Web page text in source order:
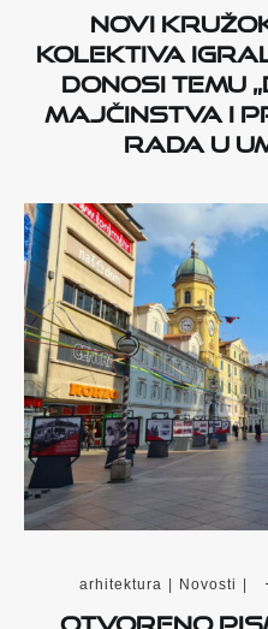
Novi kružok
Kolektiva
donosi temu
majčinstva i
rada u
arhitektura Novosti
Otvoreno